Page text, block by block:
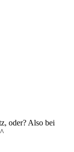
oder? Also bei